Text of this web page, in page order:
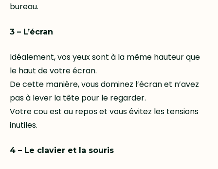
bureau.
3 – L’écran
Idéalement, vos yeux sont à la même hauteur que
le haut de votre écran.
De cette manière, vous dominez l’écran et n’avez
pas à lever la tête pour le regarder.
Votre cou est au repos et vous évitez les tensions
inutiles.
4 – Le clavier et la souris